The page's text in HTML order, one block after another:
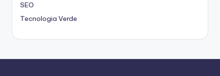
SEO
Tecnologia Verde